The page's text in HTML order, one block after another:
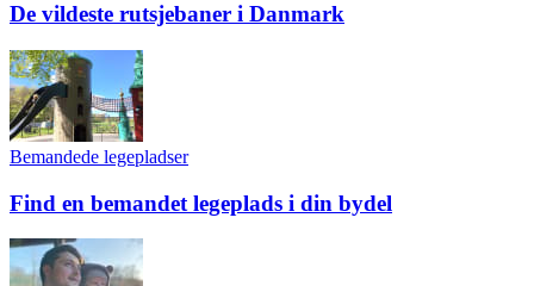
De vildeste rutsjebaner i Danmark
Bemandede legepladser
Find en bemandet legeplads i din bydel